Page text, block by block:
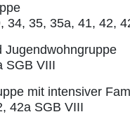
34, 35, 35a, 41, 42,
Jugendwohngruppe
SGB VIII
mit intensiver
42a SGB VIII